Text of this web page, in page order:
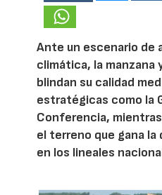
Ante un escenario de
climática, la manzana
blindan su calidad
estratégicas como la
Conferencia,
el terreno que gana
en los lineales